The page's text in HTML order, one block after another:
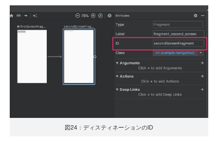
図24：ディスティネーションのID